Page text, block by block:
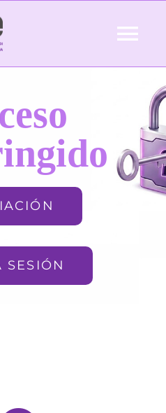
SESIÓN